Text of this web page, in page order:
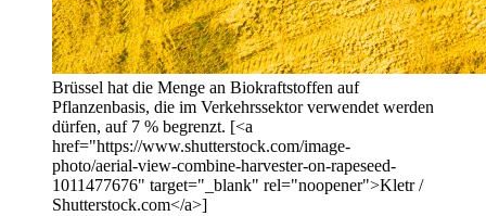
Brüssel hat die Menge an Biokraftstoffen auf
Pflanzenbasis, die im Verkehrssektor verwendet werden
dürfen, auf 7 % begrenzt. [<a
href="https://www.shutterstock.com/image-
photo/aerial-view-combine-harvester-on-rapeseed-
1011477676" target="_blank" rel="noopener">Kletr /
Shutterstock.com</a>]